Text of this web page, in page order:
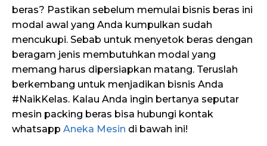
beras? Pastikan sebelum memulai bisnis beras ini
modal awal yang Anda kumpulkan sudah
mencukupi. Sebab untuk menyetok beras dengan
beragam jenis membutuhkan modal yang
memang harus dipersiapkan matang. Teruslah
berkembang untuk menjadikan bisnis Anda
#NaikKelas. Kalau Anda ingin bertanya seputar
mesin packing beras bisa hubungi kontak
whatsapp Aneka Mesin di bawah ini!